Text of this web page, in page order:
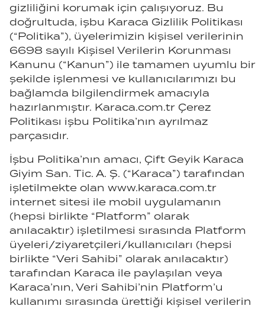
gizliliğini korumak için çalışıyoruz. Bu
doğrultuda, işbu Karaca Gizlilik Politikası
(“Politika”), üyelerimizin kişisel verilerinin
6698 sayılı Kişisel Verilerin Korunması
Kanunu (“Kanun”) ile tamamen uyumlu bir
şekilde işlenmesi ve kullanıcılarımızı bu
bağlamda bilgilendirmek amacıyla
hazırlanmıştır. Karaca.com.tr Çerez
Politikası işbu Politika’nın ayrılmaz
parçasıdır.
İşbu Politika’nın amacı, Çift Geyik Karaca
Giyim San. Tic. A. Ş. (“Karaca”) tarafından
işletilmekte olan www.karaca.com.tr
internet sitesi ile mobil uygulamanın
(hepsi birlikte “Platform” olarak
anılacaktır) işletilmesi sırasında Platform
üyeleri/ziyaretçileri/kullanıcıları (hepsi
birlikte “Veri Sahibi” olarak anılacaktır)
tarafından Karaca ile paylaşılan veya
Karaca’nın, Veri Sahibi’nin Platform’u
kullanımı sırasında ürettiği kişisel verilerin